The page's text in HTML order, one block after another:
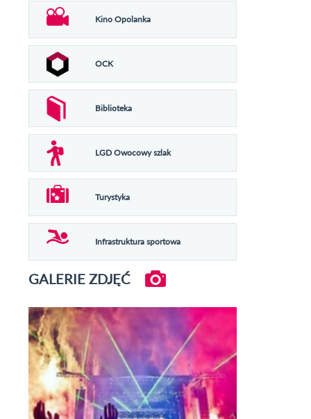
Kino Opolanka
OCK
Biblioteka
LGD Owocowy szlak
Turystyka
Infrastruktura sportowa
GALERIE ZDJĘĆ